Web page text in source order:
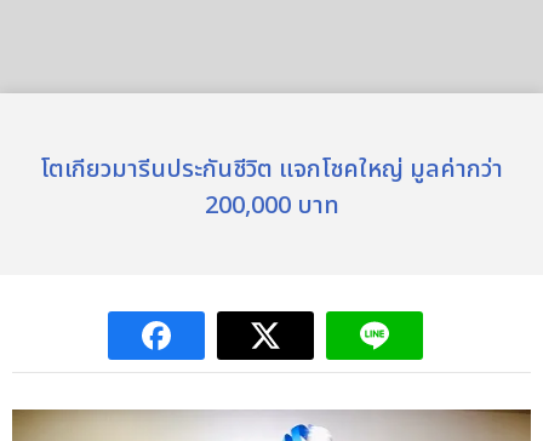
โตเกียวมารีนประกันชีวิต แจกโชคใหญ่ มูลค่ากว่า
200,000 บาท